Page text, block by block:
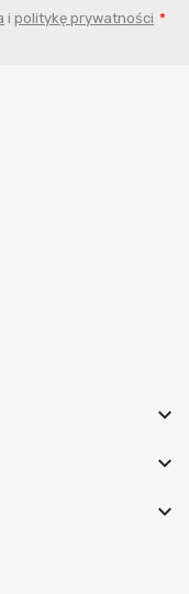
i politykę prywatności


